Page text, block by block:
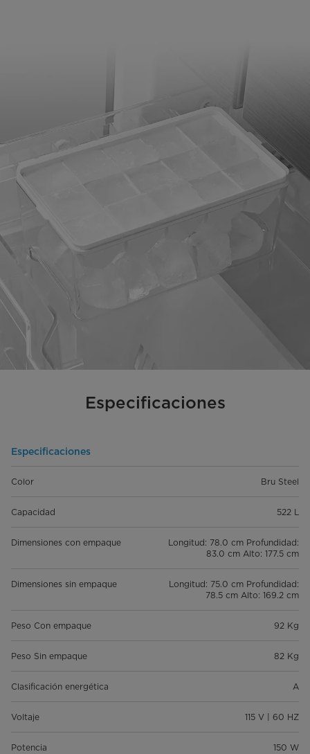
Especificaciones
Especificaciones
Color Bru Steel
Capacidad 522 L
Dimensiones con empaque
Longitud: 78.0 cm Profundidad:
83.0 cm Alto: 177.5 cm
Dimensiones sin empaque
Longitud: 75.0 cm Profundidad:
78.5 cm Alto: 169.2 cm
Peso Con empaque 92 Kg
Peso Sin empaque 82 Kg
Clasificación energética A
Voltaje 115 V | 60 HZ
Potencia 150 W